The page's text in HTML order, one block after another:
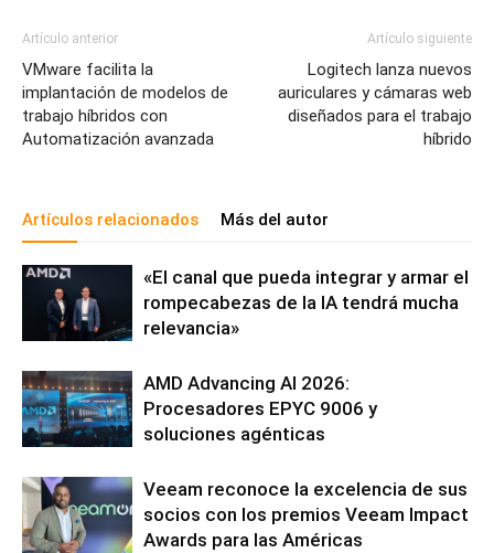
Artículo anterior
VMware facilita la
implantación de modelos de
trabajo híbridos con
Automatización avanzada
Artículo siguiente
Logitech lanza nuevos
auriculares y cámaras web
diseñados para el trabajo
híbrido
Artículos relacionados Más del autor
«El canal que pueda integrar y armar el
rompecabezas de la IA tendrá mucha
relevancia»
AMD Advancing AI 2026:
Procesadores EPYC 9006 y
soluciones agénticas
Veeam reconoce la excelencia de sus
socios con los premios Veeam Impact
Awards para las Américas